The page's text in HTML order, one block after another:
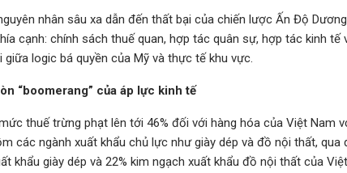
nhân sâu xa dẫn đến thất bại của chiến lược Ấn Độ
cạnh: chính sách thuế quan, hợp tác quân sự, hợp tác kinh tế
logic bá quyền của Mỹ và thực tế khu vực.
“boomerang” của áp lực kinh tế
thuế trừng phạt lên tới 46% đối với hàng hóa của Việt Nam
các ngành xuất khẩu chủ lực như giày dép và đồ nội thất,
khẩu giày dép và 22% kim ngạch xuất khẩu đồ nội thất của